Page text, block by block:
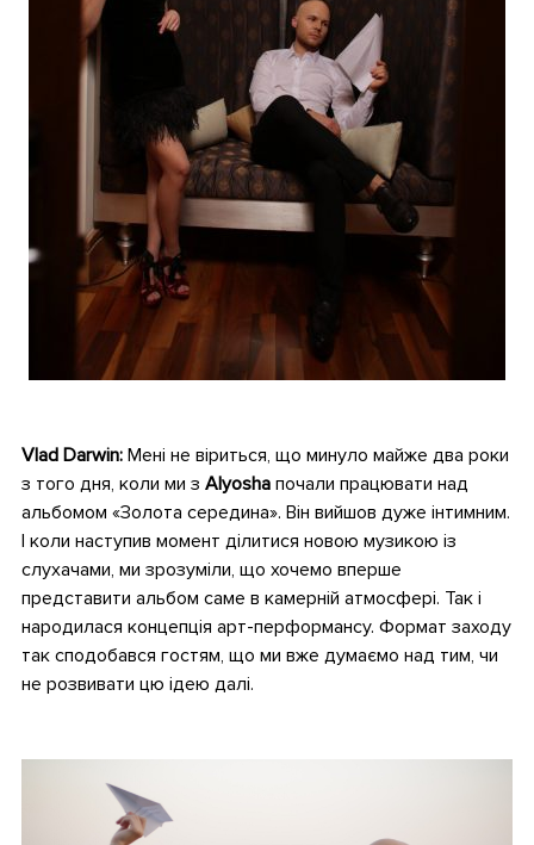
Vlad Darwin:Мені не віриться, що минуло майже два роки
з того дня, коли ми з Alyoshaпочали працювати над
альбомом «Золота середина». Він вийшов дуже інтимним.
І коли наступив момент ділитися новою музикою із
слухачами, ми зрозуміли, що хочемо вперше
представити альбом саме в камерній атмосфері. Так і
народилася концепція арт-перформансу. Формат заходу
так сподобався гостям, що ми вже думаємо над тим, чи
не розвивати цю ідею далі.